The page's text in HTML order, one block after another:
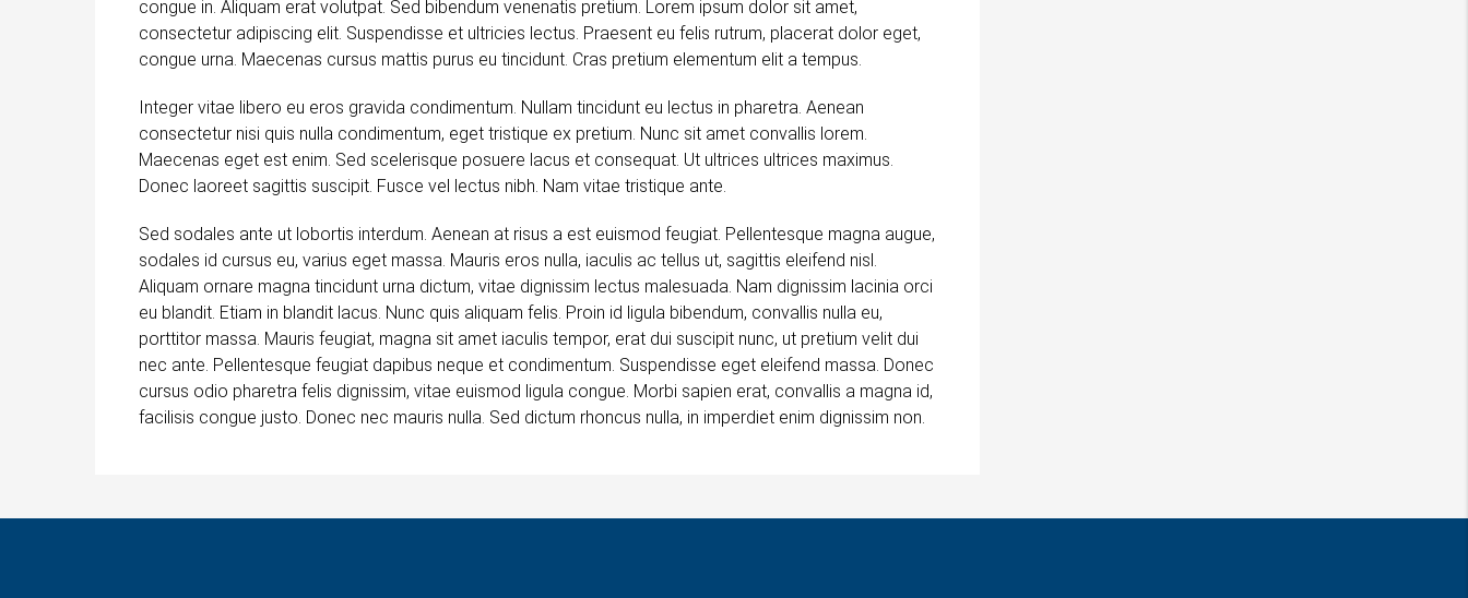
congue in. Aliquam erat volutpat. Sed bibendum venenatis pretium. Lorem ipsum dolor sit amet,
consectetur adipiscing elit. Suspendisse et ultricies lectus. Praesent eu felis rutrum, placerat dolor eget,
congue urna. Maecenas cursus mattis purus eu tincidunt. Cras pretium elementum elit a tempus.
Integer vitae libero eu eros gravida condimentum. Nullam tincidunt eu lectus in pharetra. Aenean
consectetur nisi quis nulla condimentum, eget tristique ex pretium. Nunc sit amet convallis lorem.
Maecenas eget est enim. Sed scelerisque posuere lacus et consequat. Ut ultrices ultrices maximus.
Donec laoreet sagittis suscipit. Fusce vel lectus nibh. Nam vitae tristique ante.
Sed sodales ante ut lobortis interdum. Aenean at risus a est euismod feugiat. Pellentesque magna augue,
sodales id cursus eu, varius eget massa. Mauris eros nulla, iaculis ac tellus ut, sagittis eleifend nisl.
Aliquam ornare magna tincidunt urna dictum, vitae dignissim lectus malesuada. Nam dignissim lacinia orci
eu blandit. Etiam in blandit lacus. Nunc quis aliquam felis. Proin id ligula bibendum, convallis nulla eu,
porttitor massa. Mauris feugiat, magna sit amet iaculis tempor, erat dui suscipit nunc, ut pretium velit dui
nec ante. Pellentesque feugiat dapibus neque et condimentum. Suspendisse eget eleifend massa. Donec
cursus odio pharetra felis dignissim, vitae euismod ligula congue. Morbi sapien erat, convallis a magna id,
facilisis congue justo. Donec nec mauris nulla. Sed dictum rhoncus nulla, in imperdiet enim dignissim non.